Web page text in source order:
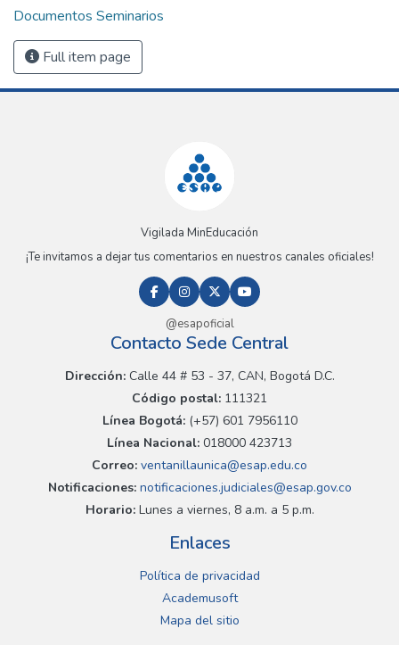
Documentos Seminarios
Full item page
Vigilada MinEducación
¡Te invitamos a dejar tus comentarios en nuestros canales oficiales!
@esapoficial
Contacto Sede Central
Dirección:Calle 44 # 53 - 37, CAN, Bogotá D.C.
Código postal: 111321
Línea Bogotá:(+57) 601 7956110
Línea Nacional: 018000 423713
Correo: ventanillaunica@esap.edu.co
Notificaciones:notificaciones.judiciales@esap.gov.co
Horario:Lunes a viernes, 8 a.m. a 5 p.m.
Enlaces
Política de privacidad
Academusoft
Mapa del sitio